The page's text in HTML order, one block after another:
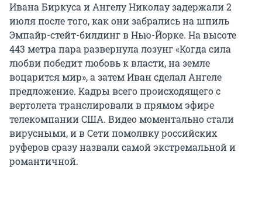
Ивана Биркуса и Ангелу Николау задержали 2
июля после того, как они забрались на шпиль
Эмпайр-стейт-билдинг в Нью-Йорке. На высоте
443 метра пара развернула лозунг «Когда сила
любви победит любовь к власти, на земле
воцарится мир», а затем Иван сделал Ангеле
предложение. Кадры всего происходящего с
вертолета транслировали в прямом эфире
телекомпании США. Видео моментально стали
вирусными, и в Сети помолвку российских
руферов сразу назвали самой экстремальной и
романтичной.